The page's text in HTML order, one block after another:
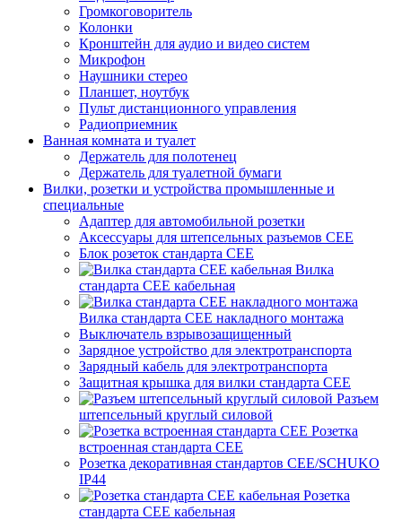
Громкоговоритель
Колонки
Кронштейн для аудио и видео систем
Микрофон
Наушники стерео
Планшет, ноутбук
Пульт дистанционного управления
Радиоприемник
Ванная комната и туалет
Держатель для полотенец
Держатель для туалетной бумаги
Вилки, розетки и устройства промышленные и
специальные
Адаптер для автомобильной розетки
Аксессуары для штепсельных разъемов CEE
Блок розеток стандарта CEE
Вилка
стандарта CEE кабельная
Вилка стандарта CEE накладного монтажа
Выключатель взрывозащищенный
Зарядное устройство для электротранспорта
Зарядный кабель для электротранспорта
Защитная крышка для вилки стандарта CEE
Разъем
штепсельный круглый силовой
Розетка
встроенная стандарта CEE
Розетка декоративная стандартов CEE/SCHUKO
IP44
Розетка
стандарта СЕЕ кабельная